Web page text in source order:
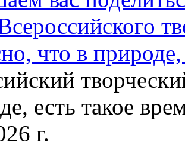
что в
есть такое
г.